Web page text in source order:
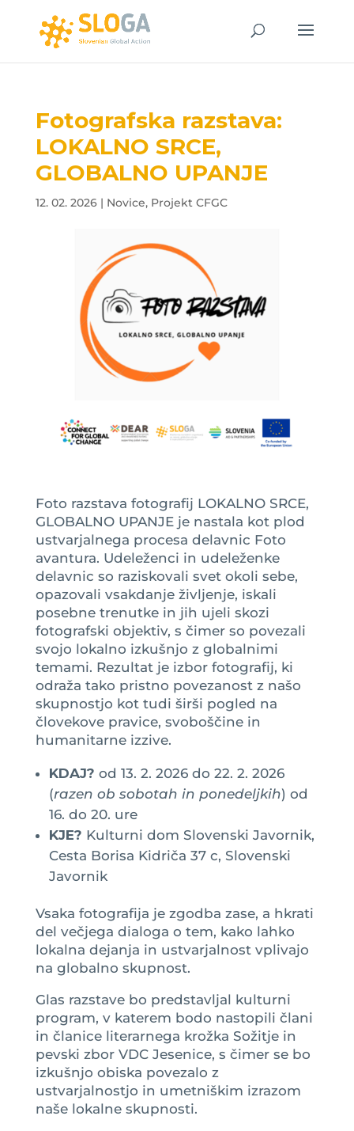
Fotografska razstava:
LOKALNO SRCE,
GLOBALNO UPANJE
12. 02. 2026| Novice, Projekt CFGC
Foto razstava fotografij LOKALNO SRCE,
GLOBALNO UPANJE je nastala kot plod
ustvarjalnega procesa delavnic Foto
avantura. Udeleženci in udeleženke
delavnic so raziskovali svet okoli sebe,
opazovali vsakdanje življenje, iskali
posebne trenutke in jih ujeli skozi
fotografski objektiv, s čimer so povezali
svojo lokalno izkušnjo z globalnimi
temami. Rezultat je izbor fotografij, ki
odraža tako pristno povezanost z našo
skupnostjo kot tudi širši pogled na
človekove pravice, svoboščine in
humanitarne izzive.
KDAJ? od 13. 2. 2026 do 22. 2. 2026
(razen ob sobotah in ponedeljkih) od
16. do 20. ure
KJE? Kulturni dom Slovenski Javornik,
Cesta Borisa Kidriča 37 c, Slovenski
Javornik
Vsaka fotografija je zgodba zase, a hkrati
del večjega dialoga o tem, kako lahko
lokalna dejanja in ustvarjalnost vplivajo
na globalno skupnost.
Glas razstave bo predstavljal kulturni
program, v katerem bodo nastopili člani
in članice literarnega krožka Sožitje in
pevski zbor VDC Jesenice, s čimer se bo
izkušnjo obiska povezalo z
ustvarjalnostjo in umetniškim izrazom
naše lokalne skupnosti.